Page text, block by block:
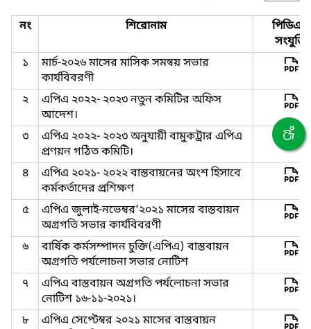
নং শিরোনাম
পিডিএফ
সংযুক্তি
১
মার্চ-২০২৬ মাসের মাসিক সমন্বয় সভার
কার্যবিবরণী
২
এপিএ ২০২২- ২০২৩ নতুন কমিটির অফিস
আদেশ।
৩
এপিএ ২০২২- ২০২৩ অনুযায়ী বামুকট্রার এপিএ
প্রণয়ন গঠিত কমিটি।
৪
এপিএ ২০২১- ২০২২ বাস্তবায়নের অংশ হিসাবে
কর্মকর্তাদের প্রশিক্ষণ
৫
এপিএ জুলাই-নভেম্বর’২০২১ মাসের বাস্তবায়ন
অগ্রগতি সভার কার্যবিবরণী
৬
বার্ষিক কর্মসম্পাদন চুক্তি(এপিএ) বাস্তবায়ন
অগ্রগতি পর্যলোচনা সভার নোটিশ
৭
এপিএ বাস্তবায়ন অগ্রগতি পর্যলোচনা সভার
নোটিশ ১৬-১১-২০২১।
৮
এপিএ সেপ্টেম্বর ২০২১ মাসের বাস্তবায়ন